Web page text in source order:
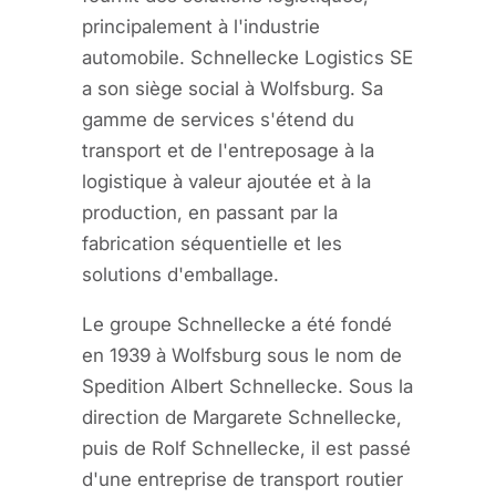
principalement à l'industrie
automobile. Schnellecke Logistics SE
a son siège social à Wolfsburg. Sa
gamme de services s'étend du
transport et de l'entreposage à la
logistique à valeur ajoutée et à la
production, en passant par la
fabrication séquentielle et les
solutions d'emballage.
Le groupe Schnellecke a été fondé
en 1939 à Wolfsburg sous le nom de
Spedition Albert Schnellecke. Sous la
direction de Margarete Schnellecke,
puis de Rolf Schnellecke, il est passé
d'une entreprise de transport routier